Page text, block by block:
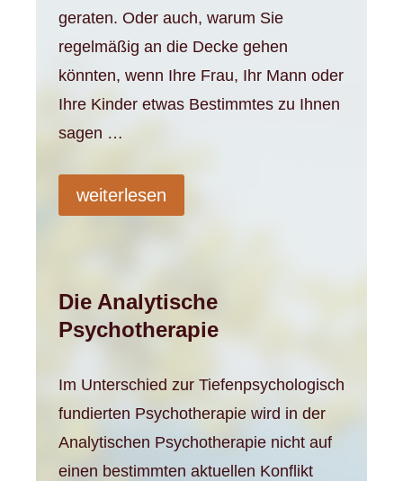
geraten. Oder auch, warum Sie
regelmäßig an die Decke gehen
könnten, wenn Ihre Frau, Ihr Mann oder
Ihre Kinder etwas Bestimmtes zu Ihnen
sagen …
weiterlesen
Die Analytische
Psychotherapie
Im Unterschied zur Tiefenpsychologisch
fundierten Psychotherapie wird in der
Analytischen Psychotherapie nicht auf
einen bestimmten aktuellen Konflikt